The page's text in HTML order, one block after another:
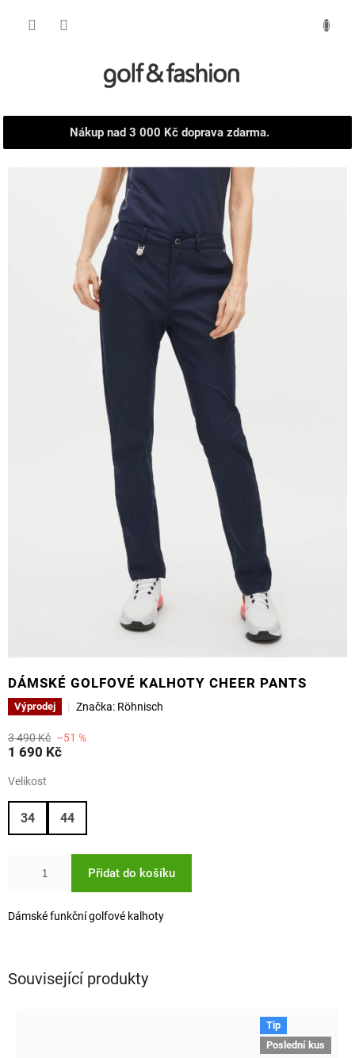
NÁKUPNÍ
Nákup nad 3 000 Kč doprava zdarma.
DÁMSKÉ GOLFOVÉ KALHOTY CHEER PANTS
Výprodej Značka: Röhnisch
3 490 Kč –51 %
1 690 Kč
Velikost
34 44
Přidat do košíku
Dámské funkční golfové kalhoty
Související produkty
Tip
Poslední kus